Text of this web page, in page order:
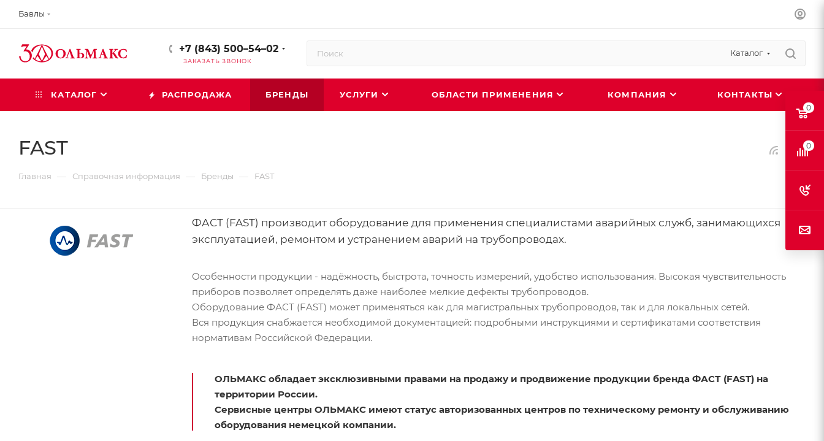
Бавлы
+7 (843) 500–54–02
ЗАКАЗАТЬ ЗВОНОК
Каталог
КАТАЛОГ РАСПРОДАЖА БРЕНДЫ УСЛУГИ ОБЛАСТИ ПРИМЕНЕНИЯ КОМПАНИЯ КОНТАКТЫ
FAST
Главная — Справочная информация — Бренды — FAST
ФАСТ (FAST) производит оборудование для применения специалистами аварийных служб, занимающихся
эксплуатацией, ремонтом и устранением аварий на трубопроводах.
Особенности продукции - надёжность, быстрота, точность измерений, удобство использования. Высокая чувствительность
приборов позволяет определять даже наиболее мелкие дефекты трубопроводов.
Оборудование ФАСТ (FAST) может применяться как для магистральных трубопроводов, так и для локальных сетей.
Вся продукция снабжается необходимой документацией: подробными инструкциями и сертификатами соответствия
нормативам Российской Федерации.
ОЛЬМАКС обладает эксклюзивными правами на продажу и продвижение продукции бренда ФАСТ (FAST) на
территории России.
Сервисные центры ОЛЬМАКС имеют статус авторизованных центров по техническому ремонту и обслуживанию
оборудования немецкой компании.
0
0